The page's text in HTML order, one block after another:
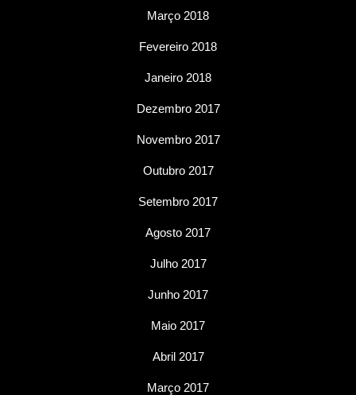
Março 2018
Fevereiro 2018
Janeiro 2018
Dezembro 2017
Novembro 2017
Outubro 2017
Setembro 2017
Agosto 2017
Julho 2017
Junho 2017
Maio 2017
Abril 2017
Março 2017